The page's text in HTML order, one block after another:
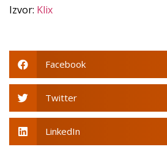
Izvor: Klix
Facebook
Twitter
LinkedIn